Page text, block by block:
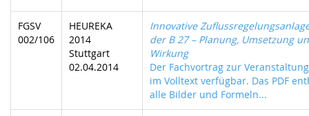
FGSV
002/106
HEUREKA
2014
Stuttgart
02.04.2014
Innovative
der B 27 – Planung, Umsetzung
Wirkung
Der Fachvortrag zur
im Volltext verfügbar. Das PDF
alle Bilder und Formeln...